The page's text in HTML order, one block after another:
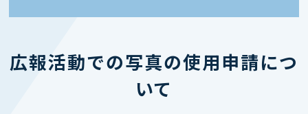
広報活動での写真の使用申請につ
いて